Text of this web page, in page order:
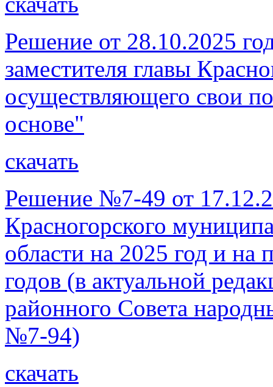
Решение от 28.10.2025
заместителя главы
осуществляющего свои
основе"
скачать
Решение №7-49 от
Красногорского
области на 2025 год и
годов (в актуальной
районного Совета
№7-94)
скачать